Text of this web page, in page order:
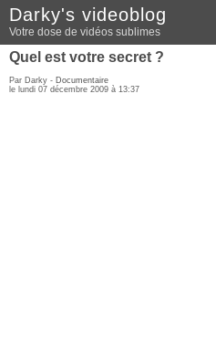
Darky's videoblog
Votre dose de vidéos sublimes
Quel est votre secret ?
Par Darky - Documentaire
le lundi 07 décembre 2009 à 13:37